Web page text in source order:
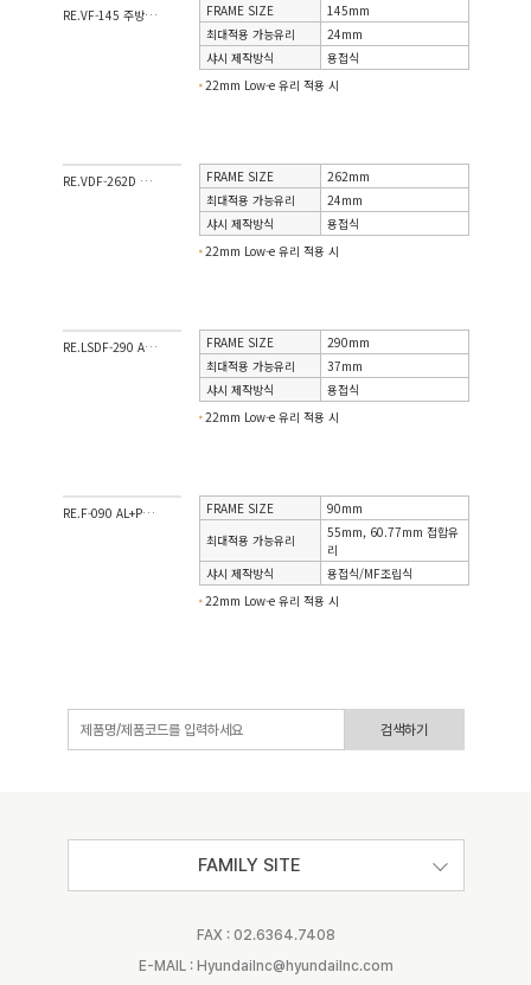
RE.VF-145 주방전용창 FRAME SIZE
145mm
최대적용 가능유리
24mm
샤시 제작방식
용접식
22mm Low-e 유리 적용 시
RE.VDF-262D PVC 시스템 이중창 FRAME SIZE
262mm
최대적용 가능유리
24mm
샤시 제작방식
용접식
22mm Low-e 유리 적용 시
RE.LSDF-290 AL+PVC 시스템 이중창 FRAME SIZE
290mm
최대적용 가능유리
37mm
샤시 제작방식
용접식
22mm Low-e 유리 적용 시
RE.F-090 AL+PVC 시스템 이중창 FRAME SIZE
90mm
최대적용 가능유리
55mm, 60.77mm 접합유
리
샤시 제작방식
용접식/MF조립식
22mm Low-e 유리 적용 시
검색하기
FAMILY SITE
FAX : 02.6364.7408
E-MAIL : Hyundailnc@hyundailnc.com